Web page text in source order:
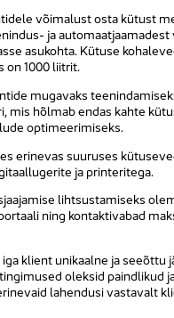
võimalust osta kütust
ja
asukohta. Kütuse
on 1000 liitrit.
mugavaks
mis hõlmab endas kahte
optimeerimiseks.
erinevas suuruses
ja printeritega.
lihtsustamiseks
ning kontaktivabad
iga klient unikaalne ja seeõttu
oleksid paindlikud
lahendusi vastavalt